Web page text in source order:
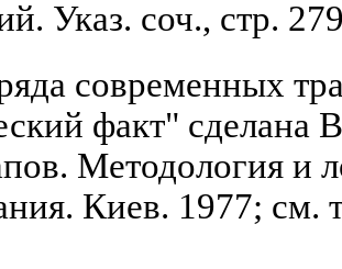
Указ. соч., стр.
современных
факт"
Методология и
Киев. 1977; см.